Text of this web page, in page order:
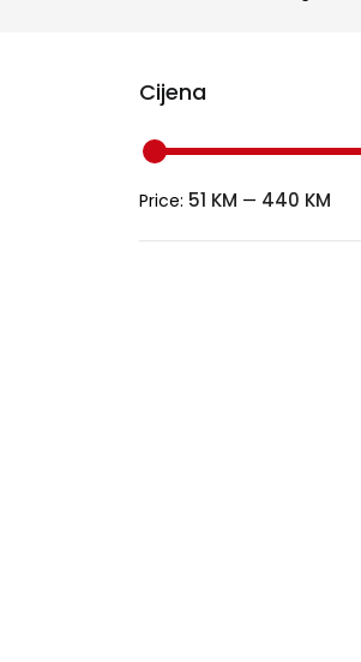
Cijena
Price: 51 KM — 440 KM